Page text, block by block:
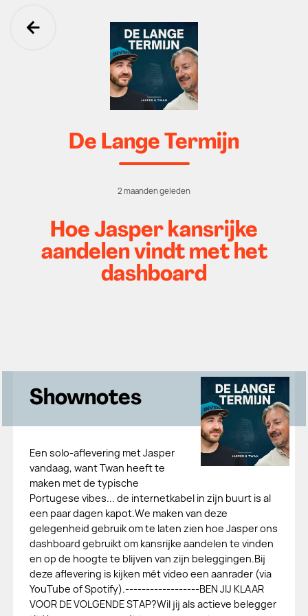
Ga terug
De Lange Termijn
2 maanden geleden
Hoe Jasper kansrijke
aandelen vindt met het
dashboard
Shownotes
Een solo-aflevering met Jasper
vandaag, want Twan heeft te
maken met de typische
Portugese vibes... de internetkabel in zijn buurt is al
een paar dagen kapot.We maken van deze
gelegenheid gebruik om te laten zien hoe Jasper ons
dashboard gebruikt om kansrijke aandelen te vinden
en op de hoogte te blijven van zijn beleggingen.Bij
deze aflevering is kijken mét video een aanrader (via
YouTube of Spotify).------------------BEN JIJ KLAAR
VOOR DE VOLGENDE STAP?Wil jij als actieve belegger